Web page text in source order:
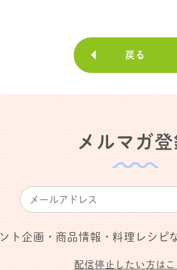
戻る
メルマガ登
ト企画・商品情報・料理レシピ
配信停止したい方はこ